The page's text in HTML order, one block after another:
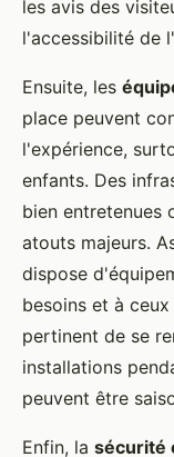
les avis des
l'accessibilité de
Ensuite, les
place peuvent
l'expérience,
enfants. Des
bien entretenues
atouts majeurs.
dispose
besoins et à
pertinent de se
installations
peuvent être
Enfin, la sécurité